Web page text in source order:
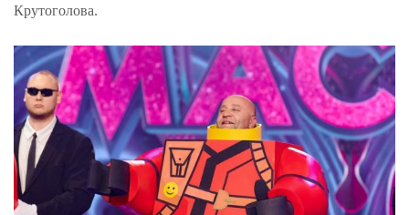
Крутоголова.